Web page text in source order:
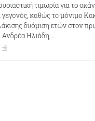
τιμωρία για το
γεγονός, καθώς το μόνιμο
δυόμιση ετών στον
Ανδρέα Ηλιάδη,…